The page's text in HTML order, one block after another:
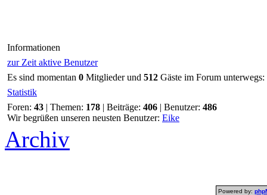
Informationen
zur Zeit aktive Benutzer
Es sind momentan 0 Mitglieder und 512 Gäste im Forum unterwegs:
Statistik
Foren: 43 | Themen: 178 | Beiträge: 406 | Benutzer: 486
Wir begrüßen unseren neusten Benutzer: Eike
Archiv
Powered by: